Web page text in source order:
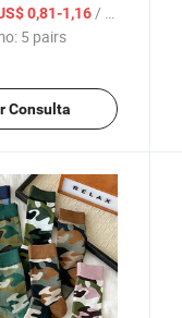
de moda
transparentes y
0,81-1,16/ pairs
5 pairs
Consulta